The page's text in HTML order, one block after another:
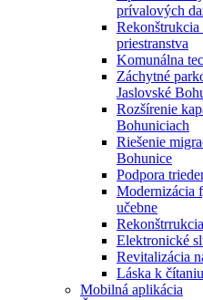
prívalových
Rekonštrukcia
priestranstva
Komunálna
Záchytné
Jaslovské
Rozšírenie
Bohuniciach
Riešenie
Bohunice
Podpora
Modernizácia
učebne
Elektronické
Revitalizácia
Láska k
Mobilná aplikácia